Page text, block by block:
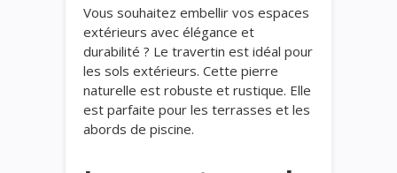
Vous souhaitez embellir vos espaces
extérieurs avec élégance et
durabilité ? Le travertin est idéal pour
les sols extérieurs. Cette pierre
naturelle est robuste et rustique. Elle
est parfaite pour les terrasses et les
abords de piscine.